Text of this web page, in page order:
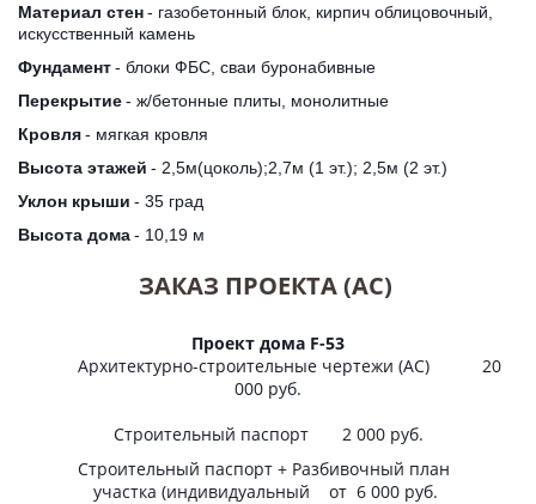
Материал стен - газобетонный блок, кирпич облицовочный,
искусственный камень
Фундамент - блоки ФБС, сваи буронабивные
Перекрытие - ж/бетонные плиты, монолитные
Кровля - мягкая кровля
Высота этажей - 2,5м(цоколь);2,7м (1 эт.); 2,5м (2 эт.)
Уклон крыши - 35 град
Высота дома - 10,19 м
ЗАКАЗ ПРОЕКТА (АС)
Проект дома F-53
Архитектурно-строительные чертежи (АС) 20
000 руб.
Строительный паспорт 2 000 руб.
Строительный паспорт + Разбивочный план
участка (индивидуальный от 6 000 руб.